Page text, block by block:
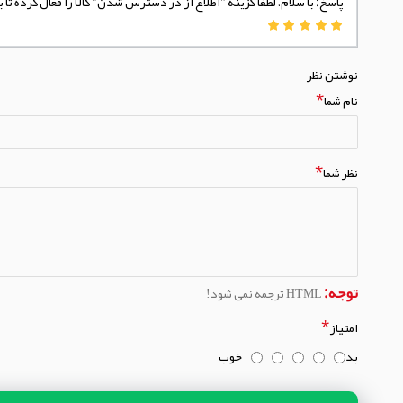
نوشتن نظر
نام شما
نظر شما
توجه:
امتیاز
بد
خوب